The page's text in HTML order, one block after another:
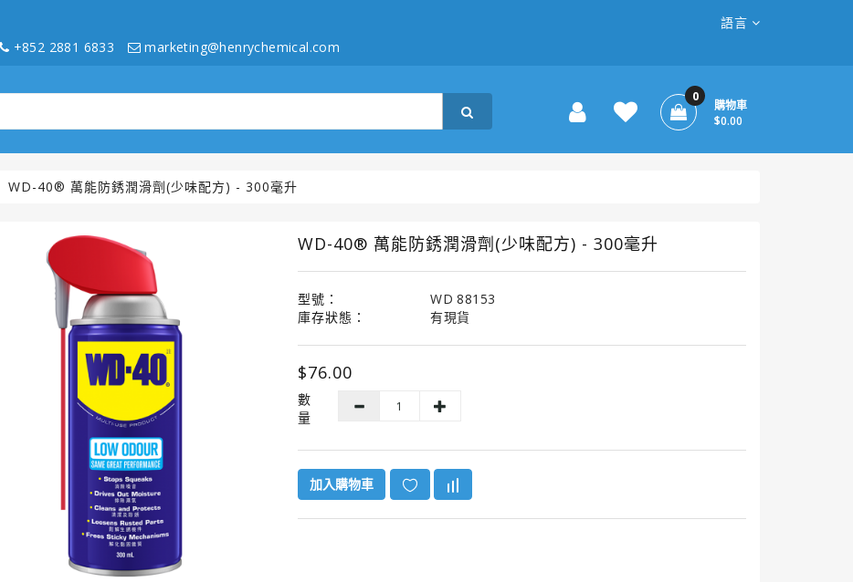
+852 2881 6833 marketing@henrychemical.com
語言
購物車
0
$0.00
WD-40® 萬能防銹潤滑劑(少味配方) - 300毫升
WD-40® 萬能防銹潤滑劑(少味配方) - 300毫升
型號：
WD 88153
庫存狀態：
有現貨
$76.00
數
量
加入購物車